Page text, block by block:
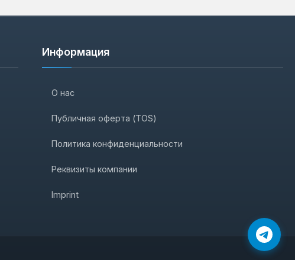
Информация
О нас
Публичная оферта (TOS)
Политика конфиденциальности
Реквизиты компании
Imprint